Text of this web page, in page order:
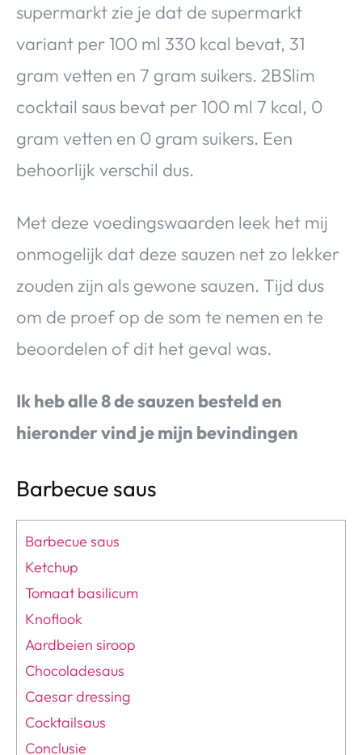
supermarkt zie je dat de supermarkt
variant per 100 ml 330 kcal bevat, 31
gram vetten en 7 gram suikers. 2BSlim
cocktail saus bevat per 100 ml 7 kcal, 0
gram vetten en 0 gram suikers. Een
behoorlijk verschil dus.
Met deze voedingswaarden leek het mij
onmogelijk dat deze sauzen net zo lekker
zouden zijn als gewone sauzen. Tijd dus
om de proef op de som te nemen en te
beoordelen of dit het geval was.
Ik heb alle 8 de sauzen besteld en
hieronder vind je mijn bevindingen
Barbecue saus
Barbecue saus
Ketchup
Tomaat basilicum
Knoflook
Aardbeien siroop
Chocoladesaus
Caesar dressing
Cocktailsaus
Conclusie